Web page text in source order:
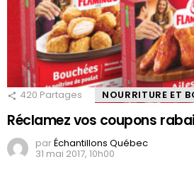
420 Partages NOURRITURE ET
Réclamez vos coupons
parÉchantillons Québec
31 mai 2017, 10h00